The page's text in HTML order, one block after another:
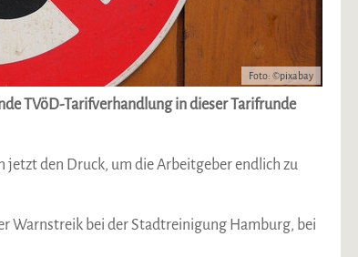
Foto: ©pixabay
TVöD-Tarifverhandlung in dieser Tarifrunde
den Druck, um die Arbeitgeber endlich zu
bei der Stadtreinigung Hamburg, bei